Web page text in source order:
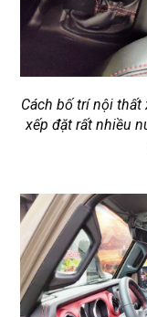
Cách bố trí nội
xếp đặt rất nhiều